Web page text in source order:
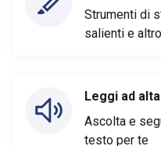
Strumenti di
salienti e altro
Leggi ad
Ascolta e
testo per te